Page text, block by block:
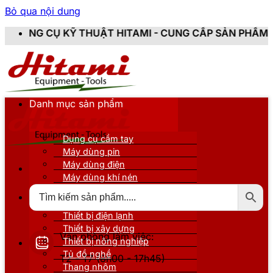
Bỏ qua nội dung
HITAMI - CUNG CẤP SẢN PHẨM CHÍNH HÃNG,
Văn phòng làm việc:
T2 - T7 (8h00 - 17h45)
Danh mục sản phẩm
Dụng cụ cầm tay
Máy dùng pin
Máy dùng điện
Máy dùng khí nén
Thiết bị nâng đỡ
Thiết bị điện lạnh
Thiết bị xây dựng
Thiết bị nông nghiệp
Tủ đồ nghề
Thang nhôm